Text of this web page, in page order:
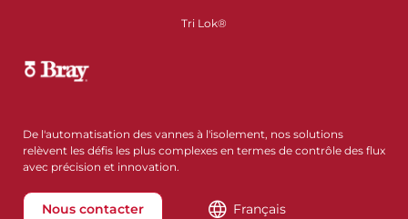
Tri Lok®
De l'automatisation des vannes à l'isolement, nos solutions
relèvent les défis les plus complexes en termes de contrôle des flux
avec précision et innovation.
Nous contacter Français